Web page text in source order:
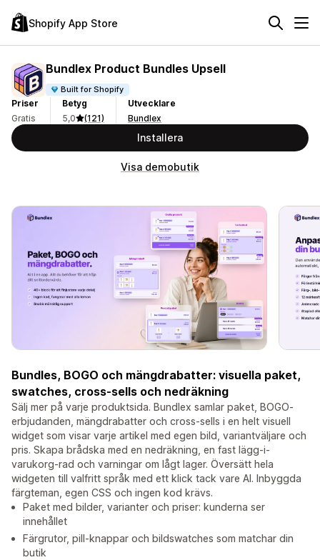
Shopify App Store
Bundlex Product Bundles Upsell
Built for Shopify
Priser
Gratis
Betyg
5,0
(121)
Utvecklare
Bundlex
Installera
Visa demobutik
Bundles, BOGO och mängdrabatter: visuella paket,
swatches, cross-sells och nedräkning
Sälj mer på varje produktsida. Bundlex samlar paket, BOGO-
erbjudanden, mängdrabatter och cross-sells i en helt visuell
widget som visar varje artikel med egen bild, variantväljare och
pris. Skapa brådska med en nedräkning, en fast lägg-i-
varukorg-rad och varningar om lågt lager. Översätt hela
widgeten till valfritt språk med ett klick tack vare AI. Inbyggda
färgteman, egen CSS och ingen kod krävs.
Paket med bilder, varianter och priser: kunderna ser
innehållet
Färgrutor, pill-knappar och bildswatches som matchar din
butik